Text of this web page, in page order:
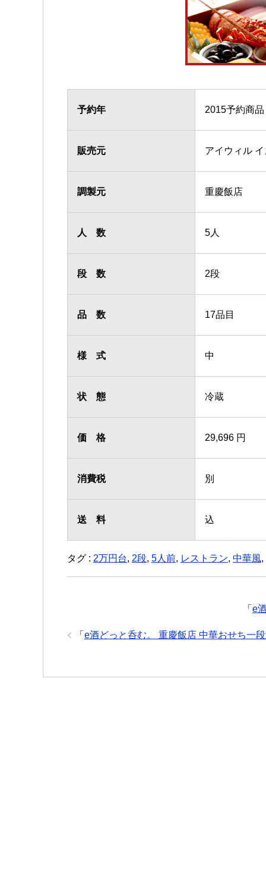
予約年 2015予約商品
販売元 アイウィル
調製元 重慶飯店
人 数 5人
段 数 2段
品 数 17品目
様 式 中
状 態 冷蔵
価 格 29,696 円
消費税 別
送 料 込
タグ : 2万円台, 2段, 5人前, レストラン, 中華風,
「 e
「 e酒どっと呑む。 重慶飯店 中華おせち一